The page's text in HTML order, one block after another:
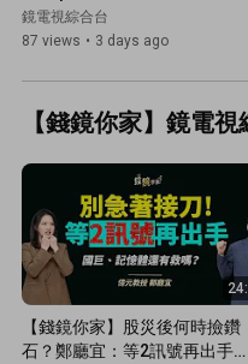
Picking Amid Interest Rate
Hikes | New Wealth Horizo...
鏡電視綜合台
87 views • 3 days ago
【錢鏡你家】鏡電視
【錢鏡你家】股災後何時撿鑽
石？鄭廳宜：等2訊號再出手